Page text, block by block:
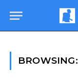
BROWSING: